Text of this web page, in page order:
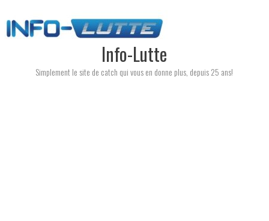
to
content
Info-Lutte
Simplement le site de catch qui vous en donne plus, depuis 25 ans!